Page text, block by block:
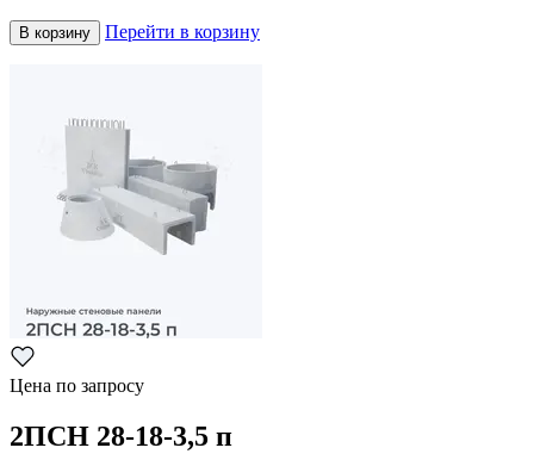
В корзину Перейти в корзину
Цена по запросу
2ПСН 28-18-3,5 п